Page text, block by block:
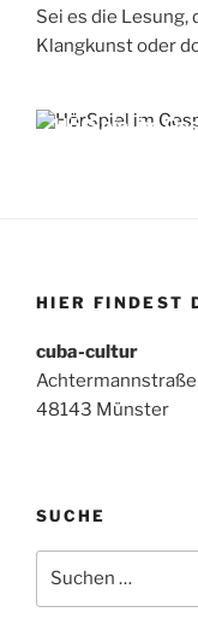
Sei es die Lesung,
Klangkunst oder
HörSpiel im
HIER FINDEST
cuba-cultur
Achtermannstraße
48143 Münster
SUCHE
nach: